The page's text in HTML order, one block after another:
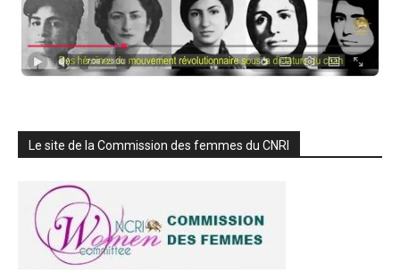
Le site de la Commission des femmes du CNRI